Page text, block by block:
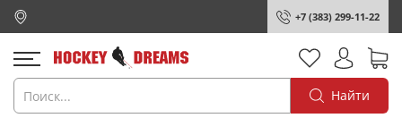
+7 (383) 299-11-22
Найти